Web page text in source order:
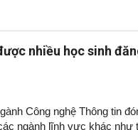
nhiều học sinh
Công nghệ Thông tin
ngành lĩnh vực khác như